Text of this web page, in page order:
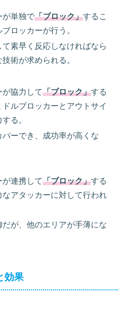
が単独で「ブロック」するこ
ロッカーが行う。
素早く反応しなければなら
術が求められる。
が協力して「ブロック」する
ルブロッカーとアウトサイ
る。
バーでき、成功率が高くな
が連携して「ブロック」する
なアタッカーに対して行われ
が、他のエリアが手薄にな
効果